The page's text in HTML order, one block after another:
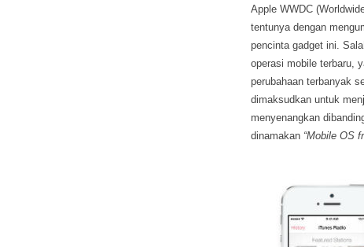
Apple WWDC
tentunya dengan
pencinta gadget ini.
operasi mobile terbaru,
perubahaan terbanyak
dimaksudkan untuk
menyenangkan
dinamakan “Mobile OS